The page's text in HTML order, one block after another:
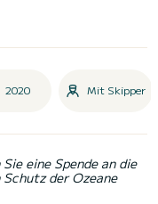
2020 Mit Skipper
eine Spende an die
der Ozeane